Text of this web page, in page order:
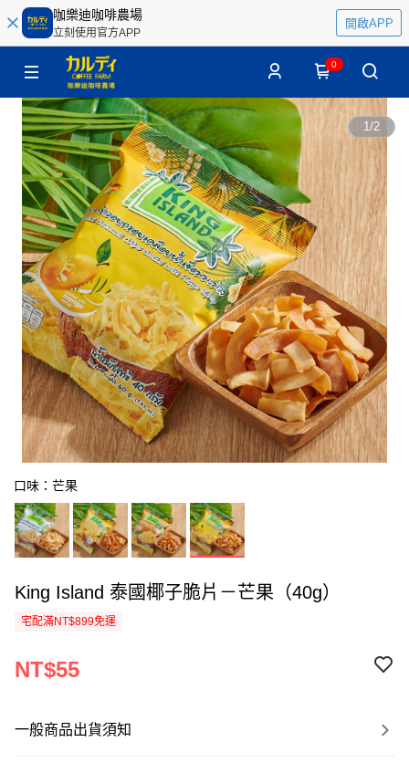
咖樂迪咖啡農場
立刻使用官方APP
開啟APP
0
1/2
口味：芒果
King Island 泰國椰子脆片－芒果（40g）
宅配滿NT$899免運
NT$55
一般商品出貨須知